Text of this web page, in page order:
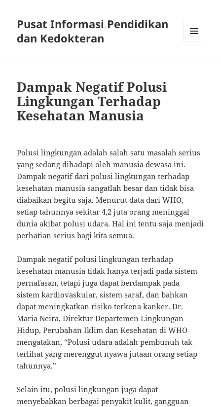
Pusat Informasi Pendidikan
dan Kedokteran
Dampak Negatif Polusi
Lingkungan Terhadap
Kesehatan Manusia
Polusi lingkungan adalah salah satu masalah serius
yang sedang dihadapi oleh manusia dewasa ini.
Dampak negatif dari polusi lingkungan terhadap
kesehatan manusia sangatlah besar dan tidak bisa
diabaikan begitu saja. Menurut data dari WHO,
setiap tahunnya sekitar 4,2 juta orang meninggal
dunia akibat polusi udara. Hal ini tentu saja menjadi
perhatian serius bagi kita semua.
Dampak negatif polusi lingkungan terhadap
kesehatan manusia tidak hanya terjadi pada sistem
pernafasan, tetapi juga dapat berdampak pada
sistem kardiovaskular, sistem saraf, dan bahkan
dapat meningkatkan risiko terkena kanker. Dr.
Maria Neira, Direktur Departemen Lingkungan
Hidup, Perubahan Iklim dan Kesehatan di WHO
mengatakan, “Polusi udara adalah pembunuh tak
terlihat yang merenggut nyawa jutaan orang setiap
tahunnya.”
Selain itu, polusi lingkungan juga dapat
menyebabkan berbagai penyakit kulit, gangguan